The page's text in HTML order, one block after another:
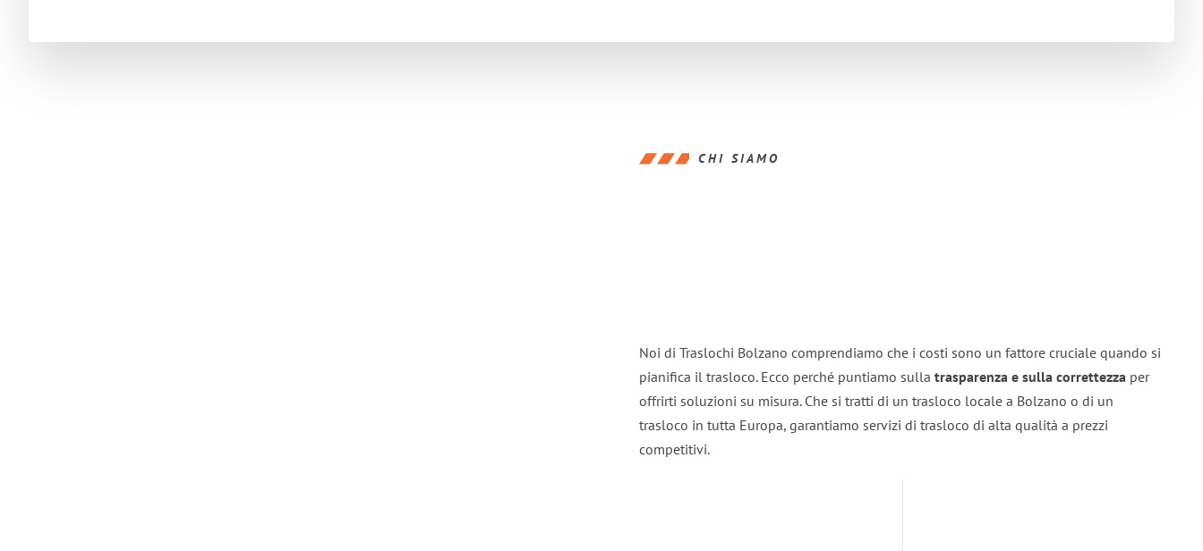
CHI SIAMO
Noi di Traslochi Bolzano comprendiamo che i costi sono un fattore cruciale quando si
pianifica il trasloco. Ecco perché puntiamo sulla trasparenza e sulla correttezza per
offrirti soluzioni su misura. Che si tratti di un trasloco locale a Bolzano o di un
trasloco in tutta Europa, garantiamo servizi di trasloco di alta qualità a prezzi
competitivi.